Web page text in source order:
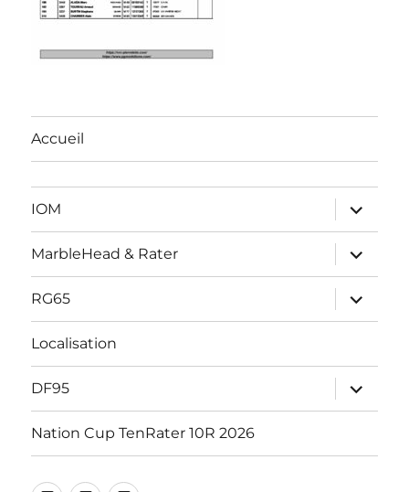
Accueil
IOM
ouvrir
le
sous-
menu
MarbleHead & Rater
ouvrir
le
sous-
menu
RG65
ouvrir
le
sous-
Localisation
DF95
ouvrir
le
sous-
Nation Cup TenRater 10R 2026